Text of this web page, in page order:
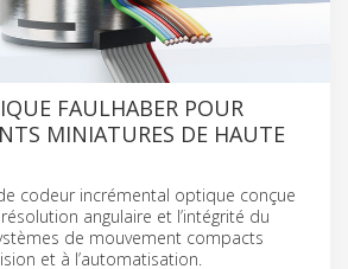
FAULHABER POUR
MINIATURES DE HAUTE
codeur incrémental optique conçue
angulaire et l’intégrité du
de mouvement compacts
et à l’automatisation.